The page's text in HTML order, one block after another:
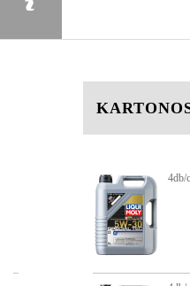
4db/csomag (1